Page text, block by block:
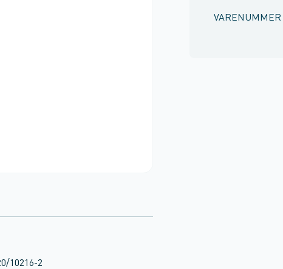
VARENUMMER
10216-2